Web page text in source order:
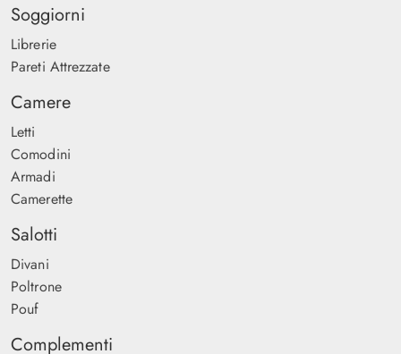
Soggiorni
Librerie
Pareti Attrezzate
Camere
Letti
Comodini
Armadi
Camerette
Salotti
Divani
Poltrone
Pouf
Complementi